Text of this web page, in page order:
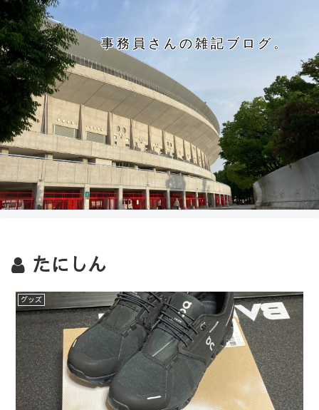
事務員さんの雑記ブログ。
たにしん
グッズ